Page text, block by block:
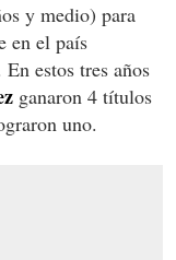
y medio) para
en el país
En estos tres años
ganaron 4 títulos
uno.